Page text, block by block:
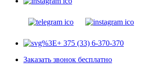
+ 375 (33) 6-370-370
Заказать звонок бесплатно